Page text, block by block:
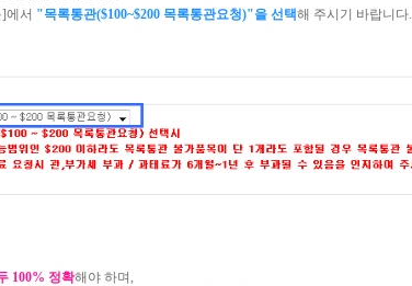
에서 "목록통관($100~$200 목록통관요청)"을 선택해 주시기 바랍니다.
100% 정확해야 하며,